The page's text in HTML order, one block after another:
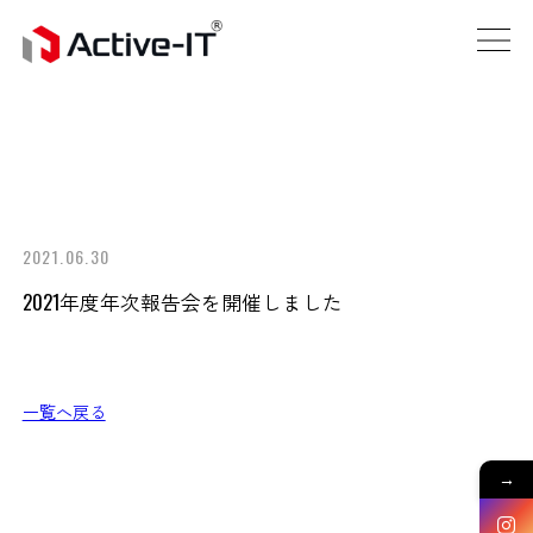
2021.06.30
2021年度年次報告会を開催しました
一覧へ戻る
→